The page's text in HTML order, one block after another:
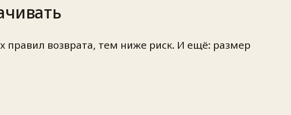
правил возврата, тем ниже риск. И ещё: размер